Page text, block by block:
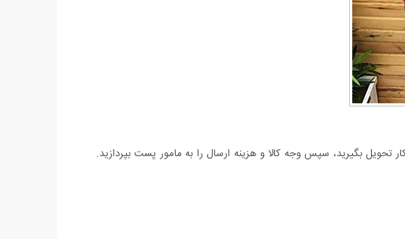
بگیرید، سپس وجه کالا و هزینه ارسال را به مامور پست بپردازید.